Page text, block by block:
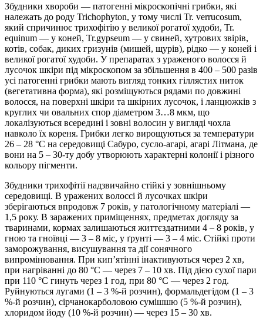
Збудники хвороби — патогенні мікроскопічні грибки, які
належать до роду Trichophyton, у тому числі Tr. verrucosum,
який спричинює трихофітію у великої рогатої худоби, Tr.
equinum — у коней, Tr.gypseum — у свиней, хутрових звірів,
котів, собак, диких гризунів (мишей, щурів), рідко — у коней і
великої рогатої худоби. У препаратах з ураженого волосся й
лусочок шкіри під мікроскопом за збільшення в 400 – 500 разів
усі патогенні грибки мають вигляд тонких гіллястих ниток
(вегетативна форма), які розміщуються рядами по довжині
волосся, на поверхні шкіри та шкірних лусочок, і ланцюжків з
круглих чи овальних спор діаметром 3…8 мкм, що
локалізуються всередині і зовні волосин у вигляді чохла
навколо їх кореня. Грибки легко вирощуються за температури
26 – 28 °С на середовищі Сабуро, сусло-агарі, агарі Літмана, де
вони на 5 – 30-ту добу утворюють характерні колонії і різного
кольору пігменти.
Збудники трихофітії надзвичайно стійкі у зовнішньому
середовищі. В уражених волоссі й лусочках шкіри
зберігаються впродовж 7 років, у патологічному матеріалі —
1,5 року. В заражених приміщеннях, предметах догляду за
тваринами, кормах залишаються життєздатними 4 – 8 років, у
гною та гноївці — 3 – 8 міс, у ґрунті — 3 – 4 міс. Стійкі проти
заморожування, висушування та дії сонячного
випромінювання. При кип’ятінні інактивуються через 2 хв,
при нагріванні до 80 °С — через 7 – 10 хв. Під дією сухої пари
при 110 °С гинуть через 1 год, при 80 °С — через 2 год.
Руйнуються лугами (1 – 3 %-й розчин), формальдегідом (1 – 3
%-й розчин), сірчанокарболовою сумішшю (5 %-й розчин),
хлоридом йоду (10 %-й розчин) — через 15 – 30 хв.